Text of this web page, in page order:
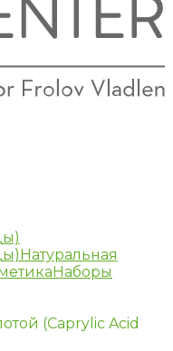
Натуральная
Наборы
(Caprylic Acid